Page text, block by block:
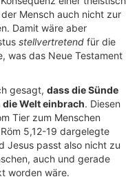
Mensch auch nicht zur
Damit wäre aber
stellvertretend für die
was das Neue Testament
gesagt, dass die Sünde
Welt einbrach. Diesen
Tier zum Menschen
5,12-19 dargelegte
Jesus passt also nicht zu
auch und gerade
worden wäre.